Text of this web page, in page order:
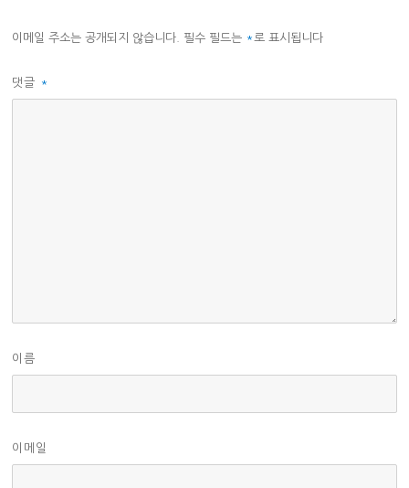
이메일 주소는 공개되지 않습니다. 필수 필드는 * 로 표시됩니다
댓글 *
이름
이메일